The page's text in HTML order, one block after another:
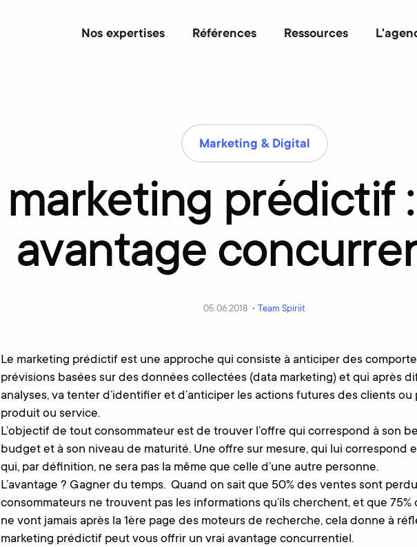
Nos expertises Références Ressources
Marketing & Digital
marketing prédictif :
avantage
05.06.2018 • Team Spiriit
Le marketing prédictif est une approche qui consiste à anticiper des
prévisions basées sur des données collectées (data marketing) et qui après
analyses, va tenter d’identifier et d’anticiper les actions futures des clients ou
produit ou service.
L’objectif de tout consommateur est de trouver l’offre qui correspond à son
budget et à son niveau de maturité. Une offre sur mesure, qui lui correspond
qui, par définition, ne sera pas la même que celle d’une autre personne.
L’avantage ? Gagner du temps. Quand on sait que 50% des ventes sont
consommateurs ne trouvent pas les informations qu’ils cherchent, et que 75%
ne vont jamais après la 1ère page des moteurs de recherche, cela donne à
marketing prédictif peut vous offrir un vrai avantage concurrentiel.